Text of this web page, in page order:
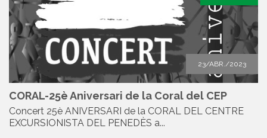
23/ABR./2023
CORAL-25è Aniversari de la Coral del CEP
Concert 25è ANIVERSARI de la CORAL DEL CENTRE
EXCURSIONISTA DEL PENEDÈS a...